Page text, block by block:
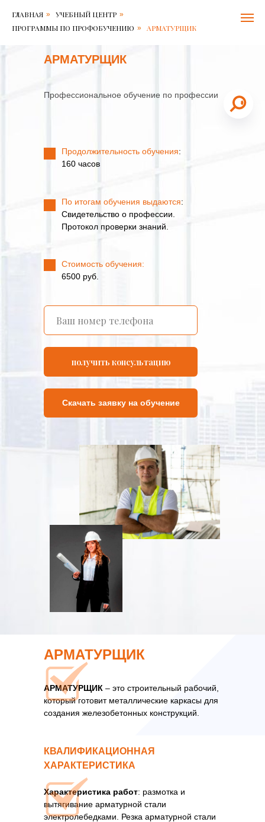
ГЛАВНАЯ » УЧЕБНЫЙ ЦЕНТР »
ПРОГРАММЫ ПО ПРОФОБУЧЕНИЮ » АРМАТУРЩИК
центр
безопасности
Контакты:
6007971@bcs.spb.ru
11
квалификации)
АРМАТУРЩИК
Профессиональное обучение по профессии
Продолжительность обучения:
160 часов
По итогам обучения выдаются:
Свидетельство о профессии.
Протокол проверки знаний.
Стоимость обучения:
6500 руб.
получить консультацию
Скачать заявку на обучение
АРМАТУРЩИК
АРМАТУРЩИК – это строительный рабочий,
который готовит металлические каркасы для
создания железобетонных конструкций.
КВАЛИФИКАЦИОННАЯ
ХАРАКТЕРИСТИКА
Характеристика работ: размотка и
вытягивание арматурной стали
электролебедками. Резка арматурной стали